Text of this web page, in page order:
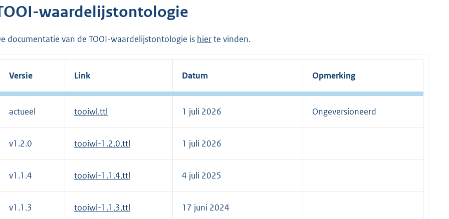
waardelijstontologie
documentatie van de TOOI-waardelijstontologie is hierte vinden.
Versie Link Datum Opmerking
actueel tooiwl.ttl 1 juli 2026 Ongeversioneerd
v1.2.0 tooiwl-1.2.0.ttl 1 juli 2026
v1.1.4 tooiwl-1.1.4.ttl 4 juli 2025
v1.1.3 tooiwl-1.1.3.ttl 17 juni 2024